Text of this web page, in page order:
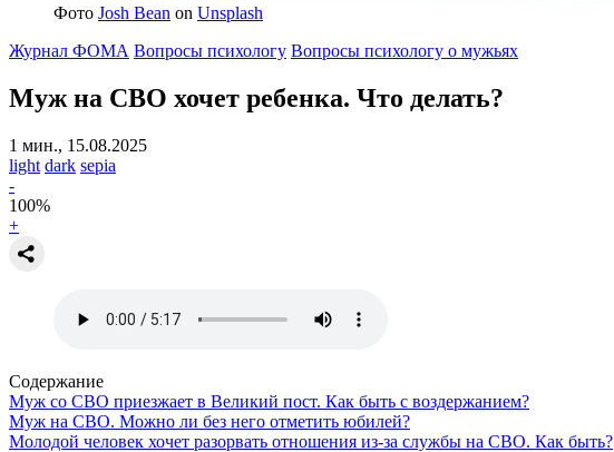
Фото Josh Bean on Unsplash
Журнал ФОМА Вопросы психологу Вопросы психологу о мужьях
Муж на СВО хочет ребенка. Что делать?
1 мин., 15.08.2025
light dark sepia
-
100%
+
Содержание
Муж со СВО приезжает в Великий пост. Как быть с воздержанием?
Муж на СВО. Можно ли без него отметить юбилей?
Молодой человек хочет разорвать отношения из-за службы на СВО. Как быть?